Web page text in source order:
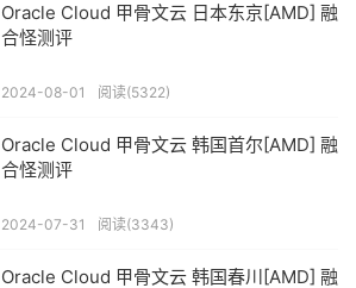
Oracle Cloud 甲骨文云 日本东京[AMD] 融
合怪测评
2024-08-01 阅读(5322)
Oracle Cloud 甲骨文云 韩国首尔[AMD] 融
合怪测评
2024-07-31 阅读(3343)
Oracle Cloud 甲骨文云 韩国春川[AMD] 融